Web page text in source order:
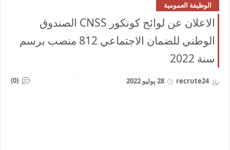
الوظيفة العمومية
الاعلان عن لوائح كونكور CNSS الصندوق
الوطني للضمان الاجتماعي 812 منصب برسم
سنة 2022
recrute24 28 يوليو 2022 (0)